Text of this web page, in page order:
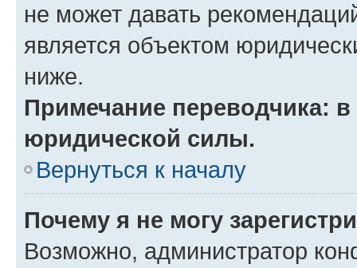
не может давать
является объектом
ниже.
Примечание переводчика:
юридической силы.
Вернуться к началу
Почему я не могу
Возможно, администратор